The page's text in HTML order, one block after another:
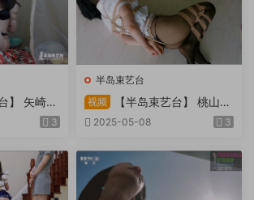
】 矢崎
3
半岛束艺台
视频
【半岛束艺台】 桃山漫
画改编03 团缚美女超刺激玩
2025-05-08 3